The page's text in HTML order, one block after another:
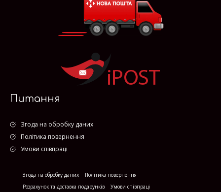
Питання
Згода на обробку даних
Політика повернення
Умови співпраці
Згода на обробку даних
Політика повернення
Розрахунок та доставка подарунків
Умови співпраці